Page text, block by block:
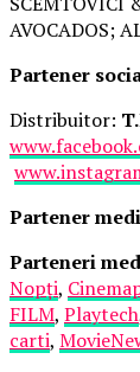
AVOCADOS;
Partener
Distribuitor:
Partener
Parteneri
Nopți,
FILM, Playtech
carti,